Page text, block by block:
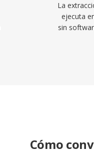
La
ejecuta
sin
Cómo